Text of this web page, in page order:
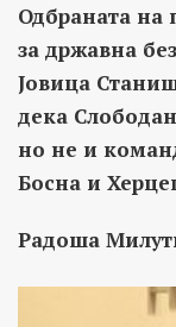
Одбраната
за државна
Јовица
дека
но не и
Босна и
Радоша